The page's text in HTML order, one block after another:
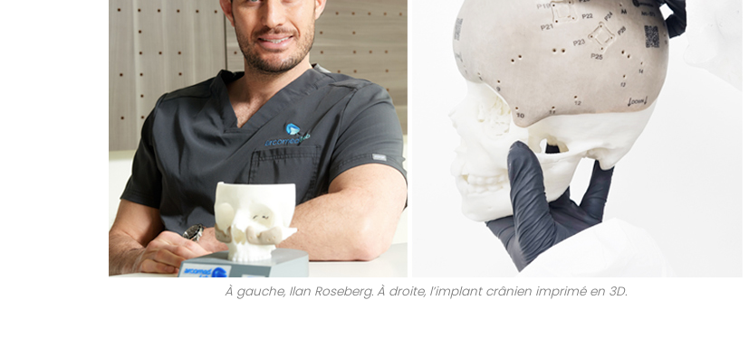
À gauche, Ilan Roseberg. À droite, l’implant crânien imprimé en 3D.